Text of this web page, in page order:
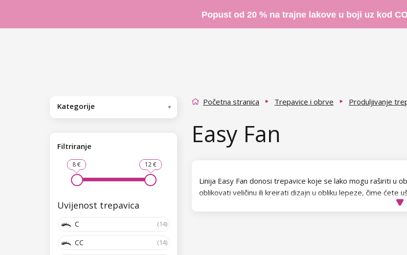
Popust od 20 % na trajne lakove u boji uz kod
Kategorije
Filtriranje
8 € 12 €
Uvijenost trepavica
C (14)
CC (14)
Početna stranica Trepavice i obrve Produljivanje
Easy Fan
Linija Easy Fan donosi trepavice koje se lako mogu raširiti u
oblikovati veličinu ili kreirati dizajn u obliku lepeze, čime ćete
trepavica. Ove trepavice pogodne su za početnike i